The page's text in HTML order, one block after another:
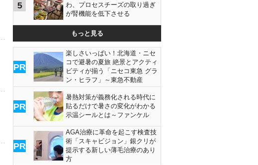
5
わ、プロセスチーズの取り過ぎ
が腎機能を低下させる
もっと見る
PR
楽しさいっぱい！北海道・ニセ
コで避暑の夏旅 絶景とアクティ
ビティが揃う「ニセコ東急 グラ
ン・ヒラフ」～東急不動産
PR
暑熱対策が義務化される時代に
貼るだけで暑さの変化がわかる
示温シールとは～ファンケル
PR
AGA治療に革命を起こす検査技
術「スキャビジョン」銀クリが
提示する新しい薄毛治療のあり
方